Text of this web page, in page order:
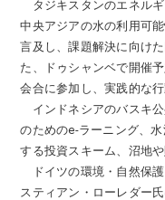
タジキスタンのエネルギ
中央アジアの水の利用可
言及し、課題解決に向け
た、ドゥシャンベで開催
会合に参加し、実践的な
インドネシアのバスキ
のためのe-ラーニング、
する投資スキーム、沼地
ドイツの環境・自然保
スティアン・ローレダー